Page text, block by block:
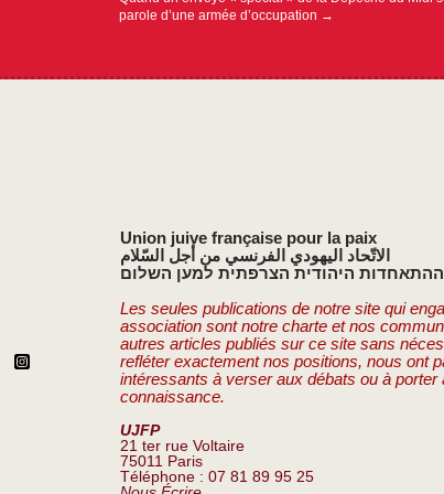
parole d’une armée d’occupation →
Union juive française pour la paix
الاتّحاد اليهودي الفرنسي من أجل السّلام
ההתאחדות היהודית הצרפתית למען השלום
Les seules publications de notre site qui
association sont notre charte et nos
autres articles publiés sur ce site sans
refléter exactement nos positions, nous ont
intéressants à verser aux débats ou à porter
connaissance.
UJFP
21 ter rue Voltaire
75011 Paris
Téléphone : 07 81 89 95 25